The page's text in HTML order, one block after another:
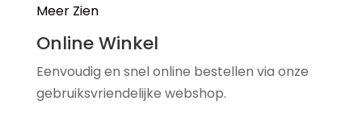
Meer Zien
Online Winkel
Eenvoudig en snel online bestellen via onze
gebruiksvriendelijke webshop.